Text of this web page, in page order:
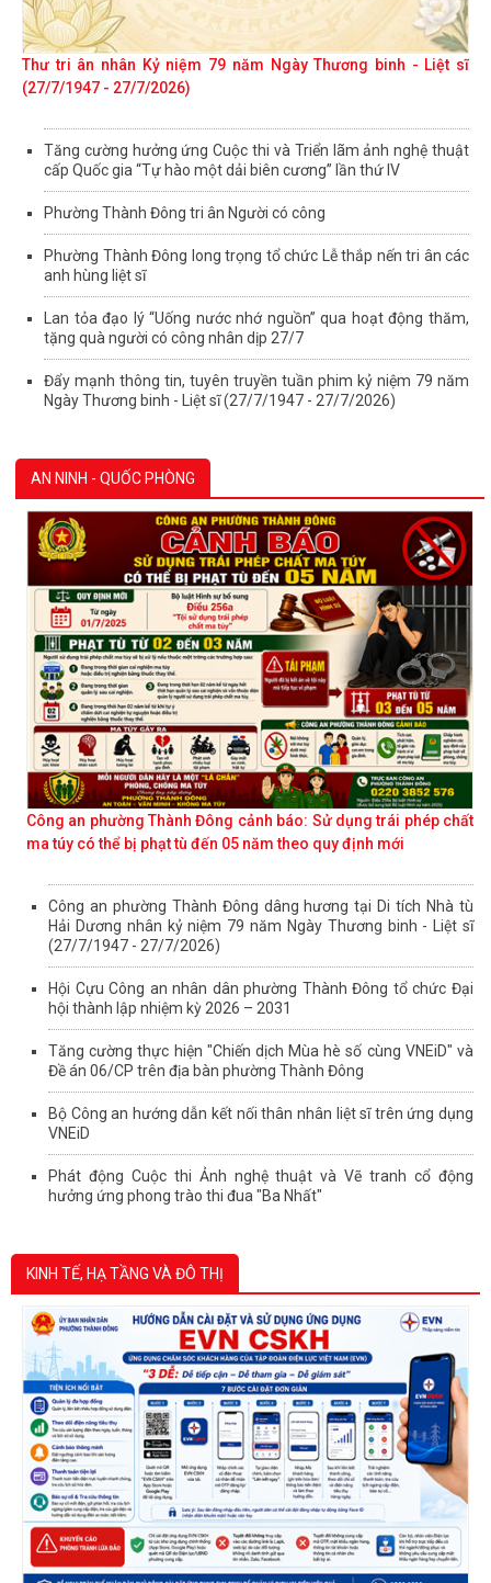
Thư tri ân nhân Kỷ niệm 79 năm Ngày Thương binh - Liệt sĩ
(27/7/1947 - 27/7/2026)
Tăng cường hưởng ứng Cuộc thi và Triển lãm ảnh nghệ thuật
cấp Quốc gia “Tự hào một dải biên cương” lần thứ IV
Phường Thành Đông tri ân Người có công
Phường Thành Đông long trọng tổ chức Lễ thắp nến tri ân các
anh hùng liệt sĩ
Lan tỏa đạo lý “Uống nước nhớ nguồn” qua hoạt động thăm,
tặng quà người có công nhân dịp 27/7
Đẩy mạnh thông tin, tuyên truyền tuần phim kỷ niệm 79 năm
Ngày Thương binh - Liệt sĩ (27/7/1947 - 27/7/2026)
AN NINH - QUỐC PHÒNG
Công an phường Thành Đông cảnh báo: Sử dụng trái phép chất
ma túy có thể bị phạt tù đến 05 năm theo quy định mới
Công an phường Thành Đông dâng hương tại Di tích Nhà tù
Hải Dương nhân kỷ niệm 79 năm Ngày Thương binh - Liệt sĩ
(27/7/1947 - 27/7/2026)
Hội Cựu Công an nhân dân phường Thành Đông tổ chức Đại
hội thành lập nhiệm kỳ 2026 – 2031
Tăng cường thực hiện "Chiến dịch Mùa hè số cùng VNEiD" và
Đề án 06/CP trên địa bàn phường Thành Đông
Bộ Công an hướng dẫn kết nối thân nhân liệt sĩ trên ứng dụng
VNEiD
Phát động Cuộc thi Ảnh nghệ thuật và Vẽ tranh cổ động
hưởng ứng phong trào thi đua "Ba Nhất"
KINH TẾ, HẠ TẦNG VÀ ĐÔ THỊ